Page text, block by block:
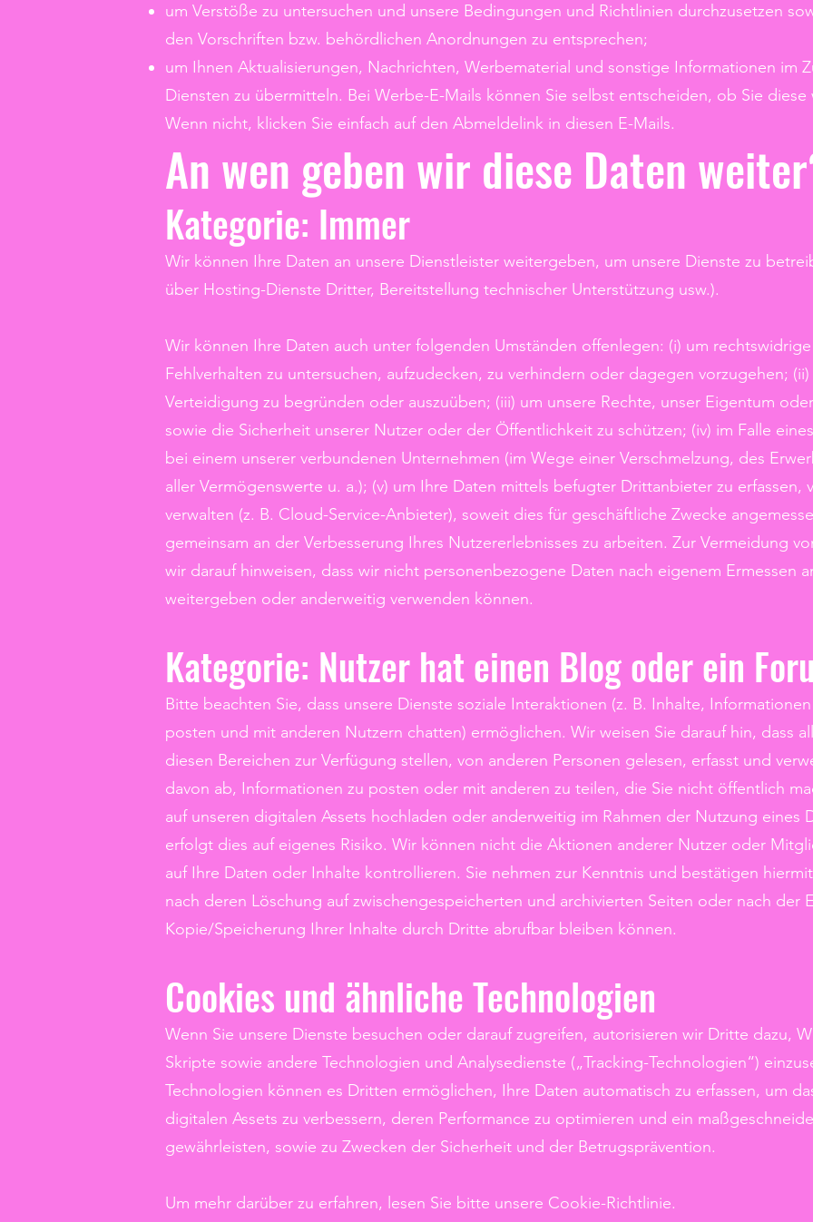
um Verstöße zu untersuchen und unsere Bedingungen und Richtlinien durchzusetzen
den Vorschriften bzw. behördlichen Anordnungen zu entsprechen;
um Ihnen Aktualisierungen, Nachrichten, Werbematerial und sonstige Informationen im
Diensten zu übermitteln. Bei Werbe-E-Mails können Sie selbst entscheiden, ob Sie
Wenn nicht, klicken Sie einfach auf den Abmeldelink in diesen E-Mails.
An wen geben wir diese Daten
Kategorie: Immer
Wir können Ihre Daten an unsere Dienstleister weitergeben, um unsere Dienste zu
über Hosting-Dienste Dritter, Bereitstellung technischer Unterstützung usw.).
Wir können Ihre Daten auch unter folgenden Umständen offenlegen: (i) um
Fehlverhalten zu untersuchen, aufzudecken, zu verhindern oder dagegen vorzugehen;
Verteidigung zu begründen oder auszuüben; (iii) um unsere Rechte, unser Eigentum
sowie die Sicherheit unserer Nutzer oder der Öffentlichkeit zu schützen; (iv) im Falle
bei einem unserer verbundenen Unternehmen (im Wege einer Verschmelzung, des
aller Vermögenswerte u. a.); (v) um Ihre Daten mittels befugter Drittanbieter zu erfassen,
verwalten (z. B. Cloud-Service-Anbieter), soweit dies für geschäftliche Zwecke
gemeinsam an der Verbesserung Ihres Nutzererlebnisses zu arbeiten. Zur Vermeidung
wir darauf hinweisen, dass wir nicht personenbezogene Daten nach eigenem Ermessen
weitergeben oder anderweitig verwenden können.
Kategorie: Nutzer hat einen Blog oder ein
Bitte beachten Sie, dass unsere Dienste soziale Interaktionen (z. B. Inhalte,
posten und mit anderen Nutzern chatten) ermöglichen. Wir weisen Sie darauf hin, dass
diesen Bereichen zur Verfügung stellen, von anderen Personen gelesen, erfasst und
davon ab, Informationen zu posten oder mit anderen zu teilen, die Sie nicht öffentlich
auf unseren digitalen Assets hochladen oder anderweitig im Rahmen der Nutzung eines
erfolgt dies auf eigenes Risiko. Wir können nicht die Aktionen anderer Nutzer oder
auf Ihre Daten oder Inhalte kontrollieren. Sie nehmen zur Kenntnis und bestätigen
nach deren Löschung auf zwischengespeicherten und archivierten Seiten oder nach der
Kopie/Speicherung Ihrer Inhalte durch Dritte abrufbar bleiben können.
Cookies und ähnliche Technologien
Wenn Sie unsere Dienste besuchen oder darauf zugreifen, autorisieren wir Dritte dazu,
Skripte sowie andere Technologien und Analysedienste („Tracking-Technologien“)
Technologien können es Dritten ermöglichen, Ihre Daten automatisch zu erfassen, um
digitalen Assets zu verbessern, deren Performance zu optimieren und ein
gewährleisten, sowie zu Zwecken der Sicherheit und der Betrugsprävention.
Um mehr darüber zu erfahren, lesen Sie bitte unsere Cookie-Richtlinie.